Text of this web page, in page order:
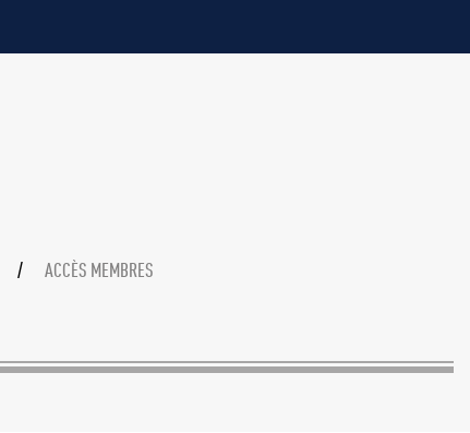
ACCÈS MEMBRES